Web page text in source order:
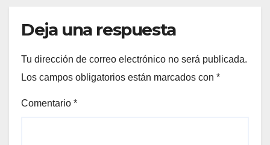
Deja una respuesta
Tu dirección de correo electrónico no será publicada.
Los campos obligatorios están marcados con *
Comentario *